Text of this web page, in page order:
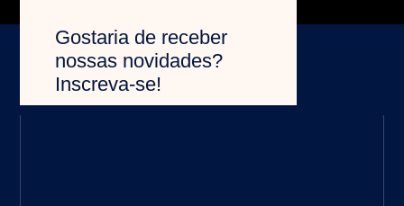
Gostaria de receber
nossas novidades?
Inscreva-se!